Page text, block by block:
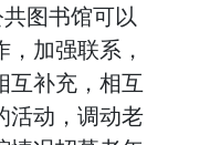
图书馆可以
加强联系，
互补充，相互
活动，调动老